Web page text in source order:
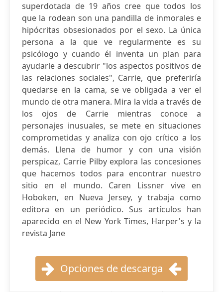
superdotada de 19 años cree que todos los
que la rodean son una pandilla de inmorales e
hipócritas obsesionados por el sexo. La única
persona a la que ve regularmente es su
psicólogo y cuando él inventa un plan para
ayudarle a descubrir "los aspectos positivos de
las relaciones sociales", Carrie, que preferiría
quedarse en la cama, se ve obligada a ver el
mundo de otra manera. Mira la vida a través de
los ojos de Carrie mientras conoce a
personajes inusuales, se mete en situaciones
comprometidas y analiza con ojo crítico a los
demás. Llena de humor y con una visión
perspicaz, Carrie Pilby explora las concesiones
que hacemos todos para encontrar nuestro
sitio en el mundo. Caren Lissner vive en
Hoboken, en Nueva Jersey, y trabaja como
editora en un periódico. Sus artículos han
aparecido en el New York Times, Harper's y la
revista Jane
Opciones de descarga